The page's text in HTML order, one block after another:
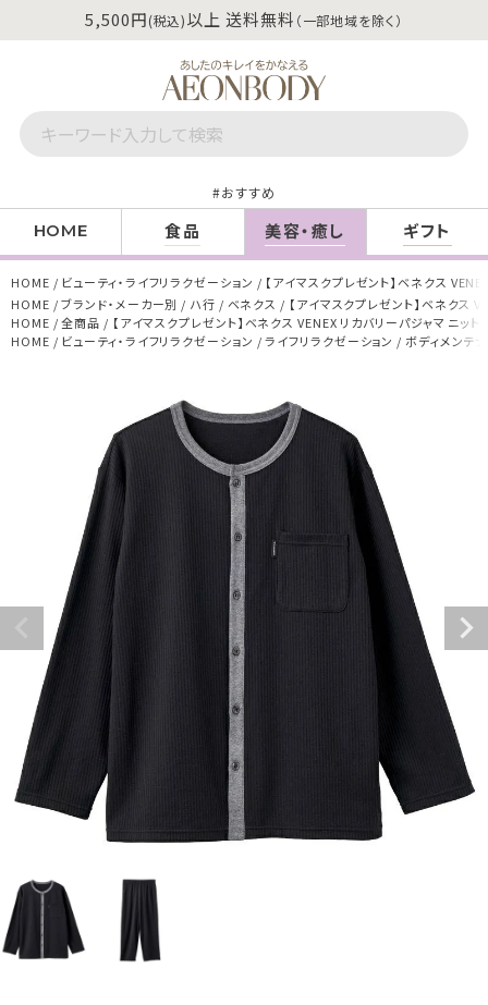
5,500円(税込)以上 送料無料 （一部地域を除く）
おすすめ
HOME 食品 美容・癒し ギフト
HOME ビューティ・ライフリラクゼーション
【アイマスクプレゼント】ベネクス
HOME
ブランド・メーカー別 ハ行 ベネクス
【アイマスクプレゼント】ベネクス
HOME
全商品
【アイマスクプレゼント】ベネクス VENEX リカバリーパジャマ ニッ
HOME
ビューティ・ライフリラクゼーション ライフリラクゼーション ボディメンテ